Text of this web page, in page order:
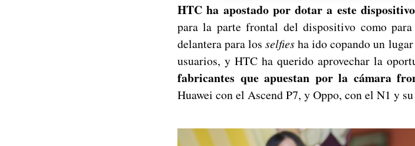
HTC ha apostado por dotar a este
para la parte frontal del dispositivo como
delantera para losselfiesha ido copando un
usuarios, y HTC ha querido aprovechar la
fabricantes que apuestan por la cámara
Huawei con el Ascend P7, y Oppo, con el N1 y